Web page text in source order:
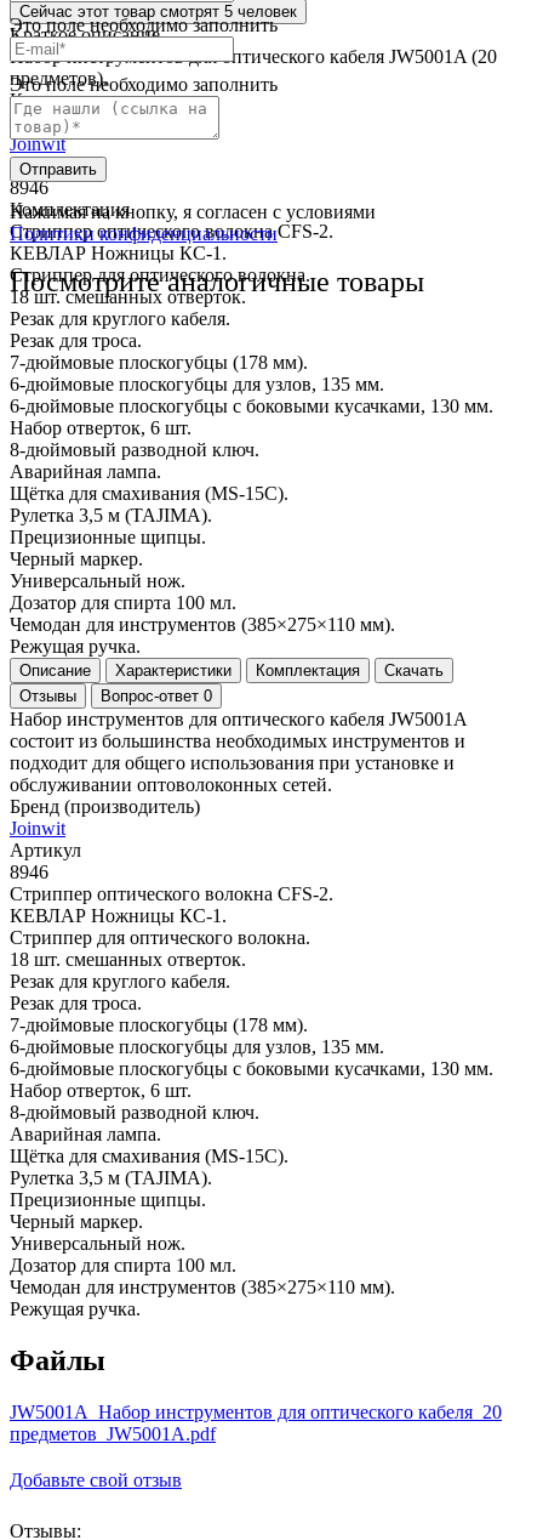
Это поле необходимо заполнить
Это поле необходимо заполнить
Отправить
Нажимая на кнопку, я согласен с условиями
Политики конфиденциальности
Посмотрите аналогичные товары
Сейчас этот товар смотрят 5 человек
Краткое описание
Набор инструментов для оптического кабеля JW5001A (20
предметов).
Краткие характеристики
Бренд (производитель)
Joinwit
Артикул
8946
Комплектация
Стриппер оптического волокна CFS-2.
КЕВЛАР Ножницы КС-1.
Стриппер для оптического волокна.
18 шт. смешанных отверток.
Резак для круглого кабеля.
Резак для троса.
7-дюймовые плоскогубцы (178 мм).
6-дюймовые плоскогубцы для узлов, 135 мм.
6-дюймовые плоскогубцы с боковыми кусачками, 130 мм.
Набор отверток, 6 шт.
8-дюймовый разводной ключ.
Аварийная лампа.
Щётка для смахивания (MS-15C).
Рулетка 3,5 м (TAJIMA).
Прецизионные щипцы.
Черный маркер.
Универсальный нож.
Дозатор для спирта 100 мл.
Чемодан для инструментов (385×275×110 мм).
Режущая ручка.
Описание Характеристики Комплектация
Скачать
Отзывы
Вопрос-ответ 0
Набор инструментов для оптического кабеля JW5001A
состоит из большинства необходимых инструментов и
подходит для общего использования при установке и
обслуживании оптоволоконных сетей.
Бренд (производитель)
Joinwit
Артикул
8946
Стриппер оптического волокна CFS-2.
КЕВЛАР Ножницы КС-1.
Стриппер для оптического волокна.
18 шт. смешанных отверток.
Резак для круглого кабеля.
Резак для троса.
7-дюймовые плоскогубцы (178 мм).
6-дюймовые плоскогубцы для узлов, 135 мм.
6-дюймовые плоскогубцы с боковыми кусачками, 130 мм.
Набор отверток, 6 шт.
8-дюймовый разводной ключ.
Аварийная лампа.
Щётка для смахивания (MS-15C).
Рулетка 3,5 м (TAJIMA).
Прецизионные щипцы.
Черный маркер.
Универсальный нож.
Дозатор для спирта 100 мл.
Чемодан для инструментов (385×275×110 мм).
Режущая ручка.
Файлы
JW5001A_Набор инструментов для оптического кабеля_20
предметов_JW5001A.pdf
Добавьте свой отзыв
Отзывы: